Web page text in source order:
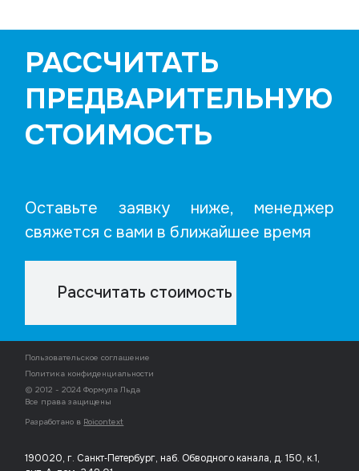
РАССЧИТАТЬ
ПРЕДВАРИТЕЛЬНУЮ
СТОИМОСТЬ
Оставьте заявку ниже, менеджер
свяжется с вами в ближайшее время
Рассчитать стоимость
Пользовательское соглашение
Политика конфиденциальности
© 2012 - 2024 Формула Льда
Все права защищены
Разработано в Roicontext
190020, г. Санкт‑Петербург, наб. Обводного канала, д. 150, к.1,